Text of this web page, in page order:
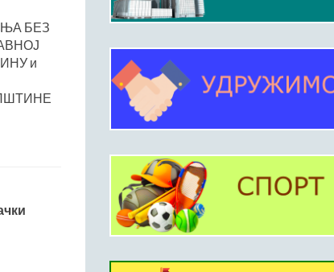
БЕЗ
и